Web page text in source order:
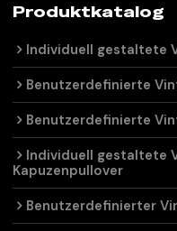
Produktkatalog
Individuell gestaltete
Benutzerdefinierte
Benutzerdefinierte
Individuell gestaltete
Kapuzenpullover
Benutzerdefinierter